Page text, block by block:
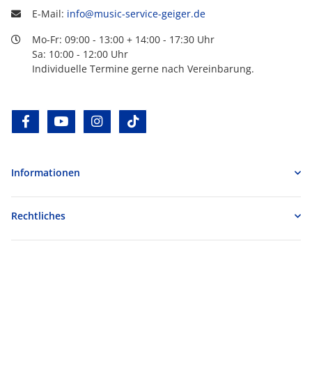
E-Mail: info@music-service-geiger.de
Mo-Fr: 09:00 - 13:00 + 14:00 - 17:30 Uhr
Sa: 10:00 - 12:00 Uhr
Individuelle Termine gerne nach Vereinbarung.
facebookyoutube instagram
Informationen
Rechtliches